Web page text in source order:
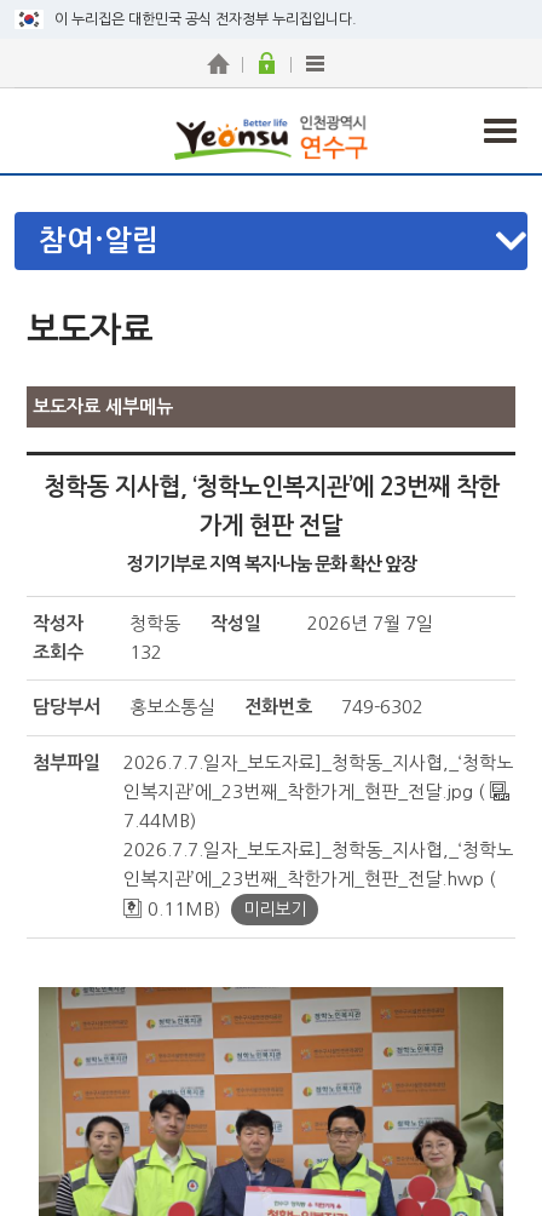
이 누리집은 대한민국 공식 전자정부 누리집입니다.
참여·알림
보도자료
보도자료 세부메뉴
청학동 지사협, ‘청학노인복지관’에 23번째 착한
가게 현판 전달
정기기부로 지역 복지·나눔 문화 확산 앞장
작성자 청학동 작성일
2026년 7월 7일
조회수
132
담당부서 홍보소통실 전화번호 749-6302
첨부파일
2026.7.7.일자_보도자료]_청학동_지사협,_‘청학노
인복지관’에_23번째_착한가게_현판_전달.jpg (
7.44MB)
2026.7.7.일자_보도자료]_청학동_지사협,_‘청학노
인복지관’에_23번째_착한가게_현판_전달.hwp (
0.11MB)
미리보기